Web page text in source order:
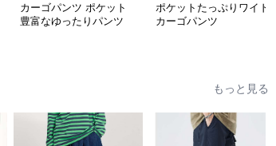
カーゴパンツ ポケット
豊富なゆったりパンツ
ポケットたっぷりワイド
カーゴパンツ
もっと見る